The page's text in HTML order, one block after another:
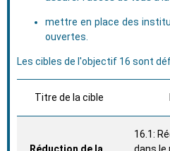
mettre en place des
ouvertes.
Les cibles de l'objectif 16 sont
Titre de la cible
Réduction de la
16.1:
dans le